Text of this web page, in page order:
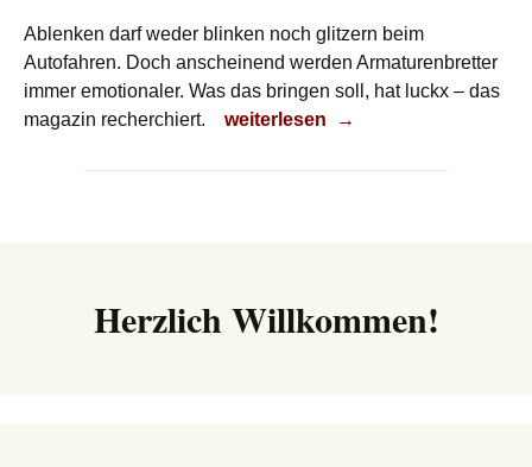
Ablenken darf weder blinken noch glitzern beim
Autofahren. Doch anscheinend werden Armaturenbretter
immer emotionaler. Was das bringen soll, hat luckx – das
magazin recherchiert.
Es blinkt und glitzert
weiterlesen →
Herzlich Willkommen!